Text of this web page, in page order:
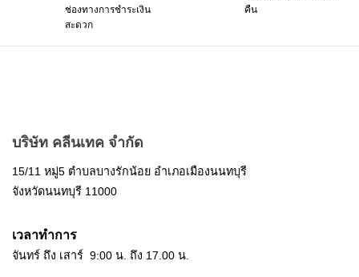
ช่องทางการชำระเงิน
สะดวก
คืน
บริษัท คลีนเทค จำกัด
15/11 หมู่5 ตำบลบางรักน้อย อำเภอเมืองนนทบุรี
จังหวัดนนทบุรี 11000
เวลาทำการ
จันทร์ ถึง เสาร์ 9:00 น. ถึง 17.00 น.